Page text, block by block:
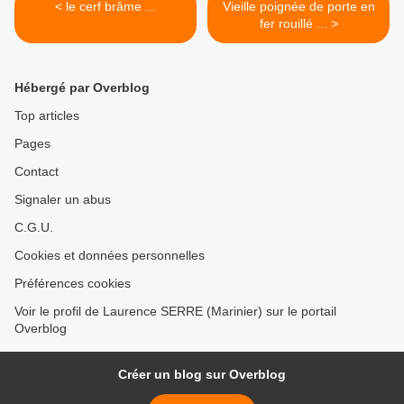
< le cerf brâme ...
Vieille poignée de porte en
fer rouillé ... >
Hébergé par Overblog
Top articles
Pages
Contact
Signaler un abus
C.G.U.
Cookies et données personnelles
Préférences cookies
Voir le profil de Laurence SERRE (Marinier) sur le portail
Overblog
Créer un blog sur Overblog